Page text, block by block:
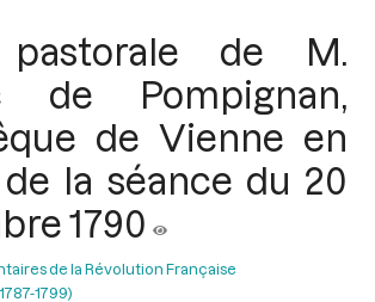
de M.
de Pompignan,
de Vienne en
la séance du 20
1790
de la Révolution Française
1799)